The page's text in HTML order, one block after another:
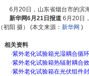
6月20日，山东省烟台市的滨
新华网6月21日报道6月20日
（初阳 摄） (本文来源： 新华网 )
相关资料
·紫外老化试验箱光湿耦合循
·紫外老化试验箱热辐射耦合
·紫外老化试验箱在光伏组件